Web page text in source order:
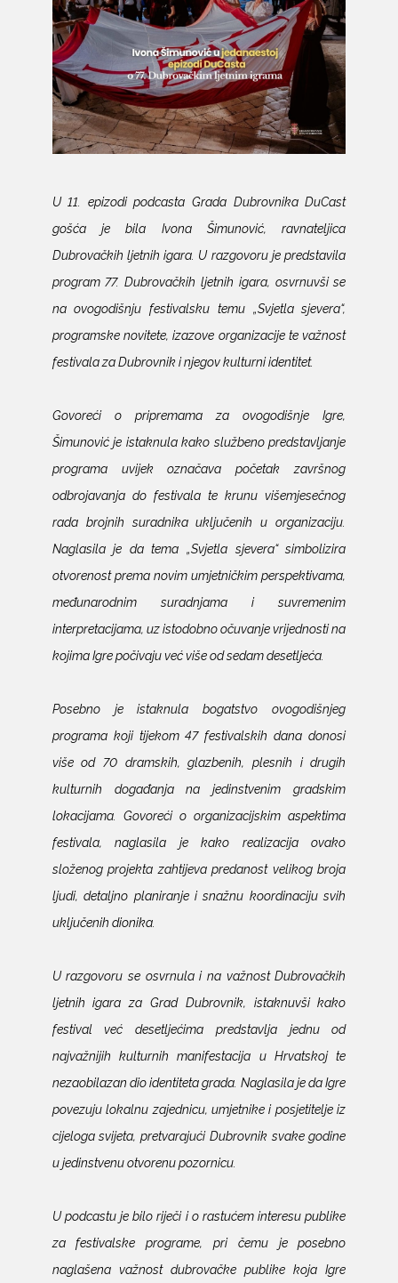
U 11. epizodi podcasta Grada Dubrovnika DuCast
gošća je bila Ivona Šimunović, ravnateljica
Dubrovačkih ljetnih igara. U razgovoru je predstavila
program 77. Dubrovačkih ljetnih igara, osvrnuvši se
na ovogodišnju festivalsku temu „Svjetla sjevera“,
programske novitete, izazove organizacije te važnost
festivala za Dubrovnik i njegov kulturni identitet.
Govoreći o pripremama za ovogodišnje Igre,
Šimunović je istaknula kako službeno predstavljanje
programa uvijek označava početak završnog
odbrojavanja do festivala te krunu višemjesečnog
rada brojnih suradnika uključenih u organizaciju.
Naglasila je da tema „Svjetla sjevera“ simbolizira
otvorenost prema novim umjetničkim perspektivama,
međunarodnim suradnjama i suvremenim
interpretacijama, uz istodobno očuvanje vrijednosti na
kojima Igre počivaju već više od sedam desetljeća.
Posebno je istaknula bogatstvo ovogodišnjeg
programa koji tijekom 47 festivalskih dana donosi
više od 70 dramskih, glazbenih, plesnih i drugih
kulturnih događanja na jedinstvenim gradskim
lokacijama. Govoreći o organizacijskim aspektima
festivala, naglasila je kako realizacija ovako
složenog projekta zahtijeva predanost velikog broja
ljudi, detaljno planiranje i snažnu koordinaciju svih
uključenih dionika.
U razgovoru se osvrnula i na važnost Dubrovačkih
ljetnih igara za Grad Dubrovnik, istaknuvši kako
festival već desetljećima predstavlja jednu od
najvažnijih kulturnih manifestacija u Hrvatskoj te
nezaobilazan dio identiteta grada. Naglasila je da Igre
povezuju lokalnu zajednicu, umjetnike i posjetitelje iz
cijeloga svijeta, pretvarajući Dubrovnik svake godine
u jedinstvenu otvorenu pozornicu.
U podcastu je bilo riječi i o rastućem interesu publike
za festivalske programe, pri čemu je posebno
naglašena važnost dubrovačke publike koja Igre